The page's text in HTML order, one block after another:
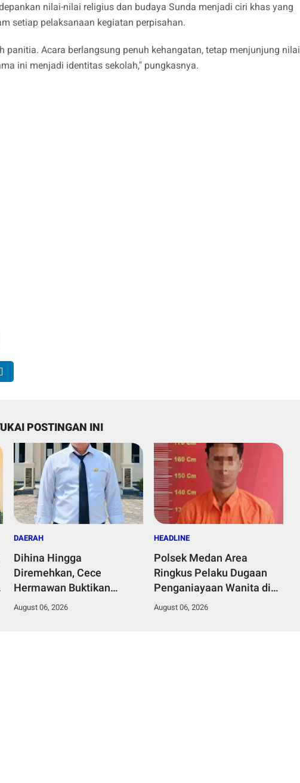
nilai-nilai religius dan budaya Sunda menjadi ciri khas yang
setiap pelaksanaan kegiatan perpisahan.
panitia. Acara berlangsung penuh kehangatan, tetap menjunjung nilai
ini menjadi identitas sekolah," pungkasnya.
POSTINGAN INI
DAERAH
Dihina Hingga
Diremehkan, Cece
Hermawan Buktikan
Kepemimpinan Humanis
August 06, 2026
HEADLINE
Polsek Medan Area
Ringkus Pelaku Dugaan
Penganiayaan Wanita di
Depan SPBU Jalan Denai,
August 06, 2026